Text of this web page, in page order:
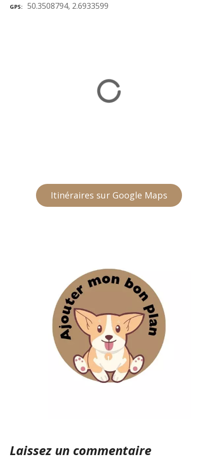
GPS 50.3508794, 2.6933599
Itinéraires sur Google Maps
Laissez un commentaire